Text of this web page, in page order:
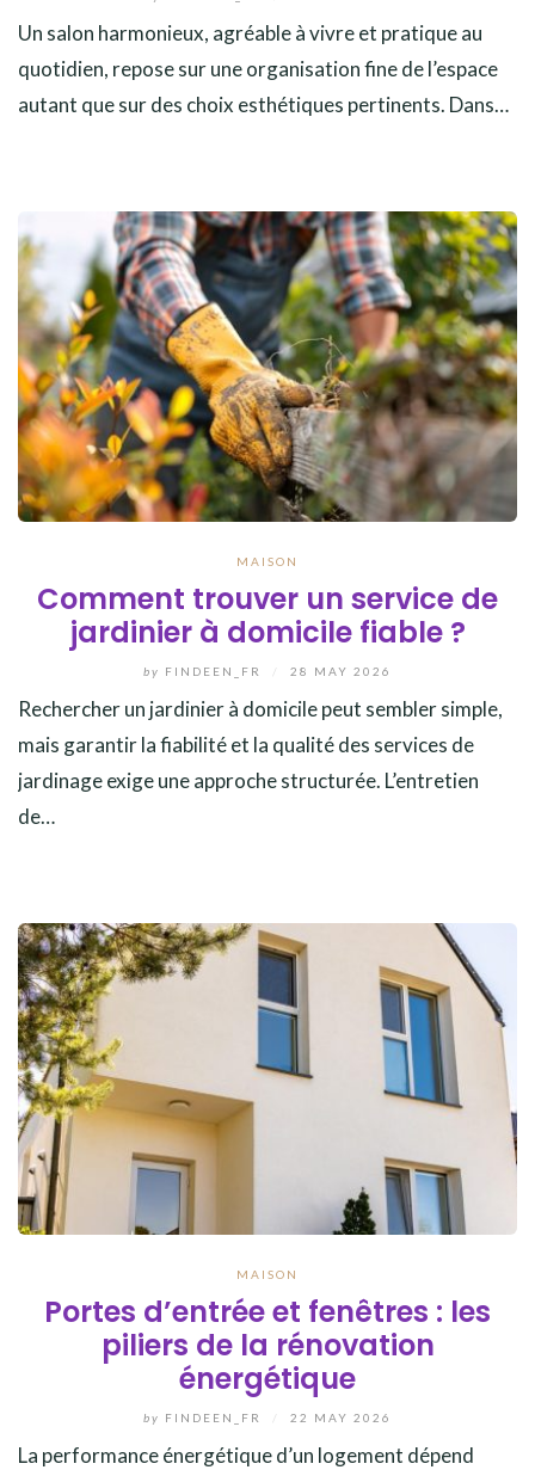
Un salon harmonieux, agréable à vivre et pratique au
quotidien, repose sur une organisation fine de l’espace
autant que sur des choix esthétiques pertinents. Dans…
MAISON
Comment trouver un service de
jardinier à domicile fiable ?
by FINDEEN_FR 28 MAY 2026
Rechercher un jardinier à domicile peut sembler simple,
mais garantir la fiabilité et la qualité des services de
jardinage exige une approche structurée. L’entretien
de…
MAISON
Portes d’entrée et fenêtres : les
piliers de la rénovation
énergétique
by FINDEEN_FR 22 MAY 2026
La performance énergétique d’un logement dépend